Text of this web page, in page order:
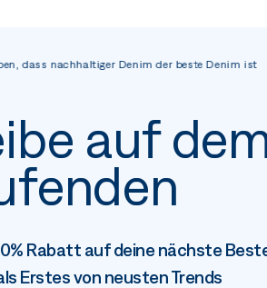
nachhaltiger Denim der beste Denim ist
auf
Rabatt auf deine nächste
Erstes von neusten Trends